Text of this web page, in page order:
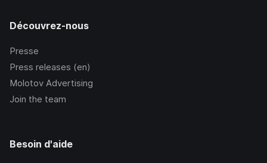
Découvrez-nous
Presse
Press releases (en)
Molotov Advertising
Join the team
Besoin d'aide